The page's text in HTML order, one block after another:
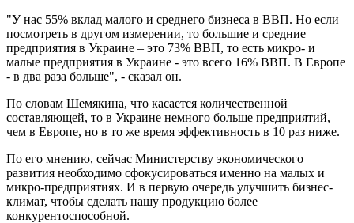
"У нас 55% вклад малого и среднего бизнеса в ВВП. Но если
посмотреть в другом измерении, то большие и средние
предприятия в Украине – это 73% ВВП, то есть микро- и
малые предприятия в Украине - это всего 16% ВВП. В Европе
- в два раза больше", - сказал он.
По словам Шемякина, что касается количественной
составляющей, то в Украине немного больше предприятий,
чем в Европе, но в то же время эффективность в 10 раз ниже.
По его мнению, сейчас Министерству экономического
развития необходимо сфокусироваться именно на малых и
микро-предприятиях. И в первую очередь улучшить бизнес-
климат, чтобы сделать нашу продукцию более
конкурентоспособной.